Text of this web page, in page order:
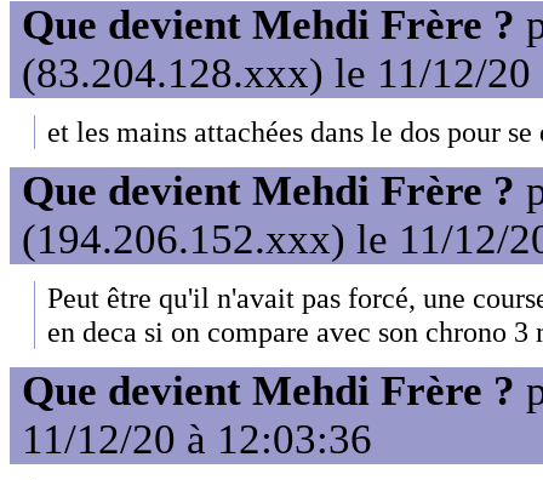
Que devient Mehdi Frère ?
(83.204.128.xxx) le 11/12/20
et les mains attachées dans le dos pour
Que devient Mehdi Frère ?
(194.206.152.xxx) le 11/12/
Peut être qu'il n'avait pas forcé, une
en deca si on compare avec son chrono 3
Que devient Mehdi Frère ?
11/12/20 à 12:03:36